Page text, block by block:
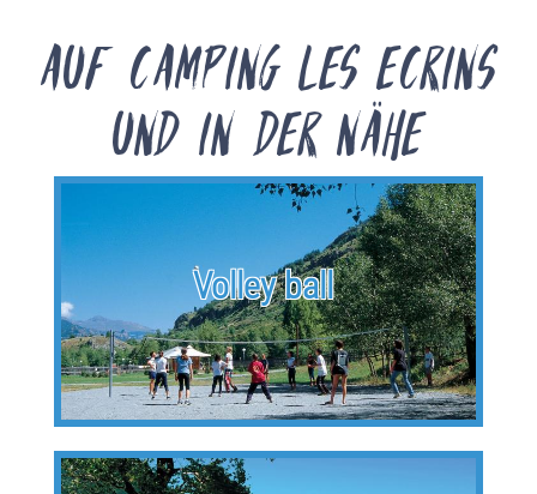
Auf Camping les Ecrins
und in der Nähe
Volley ball